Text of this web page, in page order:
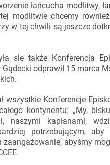
łańcucha modlitwy,
modlitwie chcemy
w tej chwili są jeszcze
się także Konferencja
odprawił 15 marca
wszystkie Konferencje
kontynentu: „My,
naszymi kapłanami,
potrzebującym,
abyśmy